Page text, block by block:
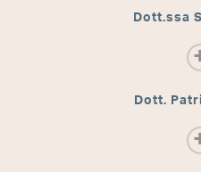
Dott.ssa
Dott.